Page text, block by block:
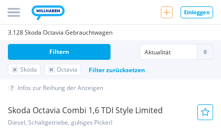
Einloggen
3.128 Skoda Octavia Gebrauchtwagen
Skoda Octavia Filter zurücksetzen
Filtern
Infos zur Reihung der Anzeigen
Skoda Octavia Combi 1,6 TDI Style Limited
Diesel, Schaltgetriebe, gültiges Pickerl